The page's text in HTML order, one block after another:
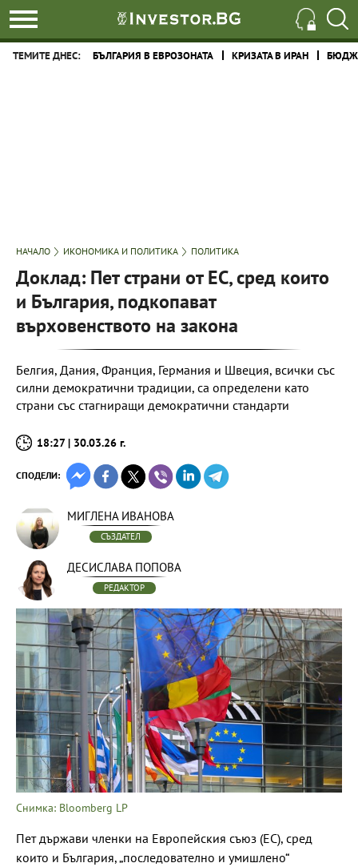
ТЕМИТЕ ДНЕС: БЪЛГАРИЯ В ЕВРОЗОНАТА КРИЗАТА В ИРАН
НАЧАЛО ИКОНОМИКА И ПОЛИТИКА ПОЛИТИКА
Доклад: Пет страни от ЕС, сред които
и България, подкопават
върховенството на закона
Белгия, Дания, Франция, Германия и Швеция, всички със
силни демократични традиции, са определени като
страни със стагниращи демократични стандарти
18:27 | 30.03.26 г.
СПОДЕЛИ:
МИГЛЕНА ИВАНОВА
СЪЗДАТЕЛ
ДЕСИСЛАВА ПОПОВА
РЕДАКТОР
Снимка: Bloomberg LP
Пет държави членки на Европейския съюз (ЕС), сред
които и България, „последователно и умишлено“